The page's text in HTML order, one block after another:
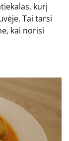
kurį
Tai tarsi
kai norisi